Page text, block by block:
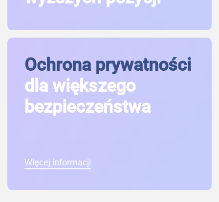
Ochrona prywatności
dla większego
bezpieczeństwa
Więcej informacji